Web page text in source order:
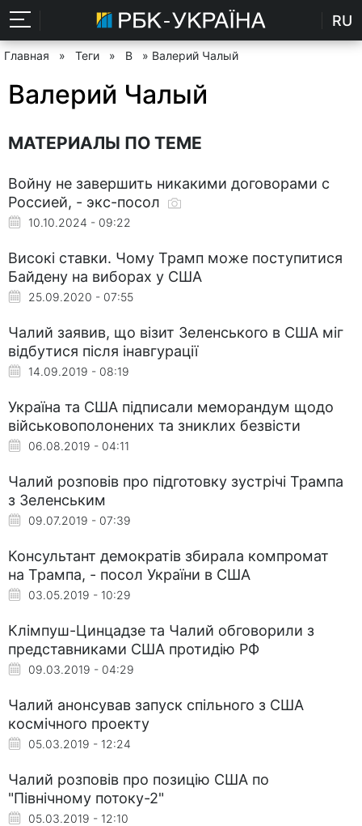
RU
Главная » Теги » В » Валерий Чалый
Валерий Чалый
МАТЕРИАЛЫ ПО ТЕМЕ
Войну не завершить никакими договорами с
Россией, - экс-посол
10.10.2024 - 09:22
Високі ставки. Чому Трамп може поступитися
Байдену на виборах у США
25.09.2020 - 07:55
Чалий заявив, що візит Зеленського в США міг
відбутися після інавгурації
14.09.2019 - 08:19
Україна та США підписали меморандум щодо
військовополонених та зниклих безвісти
06.08.2019 - 04:11
Чалий розповів про підготовку зустрічі Трампа
з Зеленським
09.07.2019 - 07:39
Консультант демократів збирала компромат
на Трампа, - посол України в США
03.05.2019 - 10:29
Клімпуш-Цинцадзе та Чалий обговорили з
представниками США протидію РФ
09.03.2019 - 04:29
Чалий анонсував запуск спільного з США
космічного проекту
05.03.2019 - 12:24
Чалий розповів про позицію США по
"Північному потоку-2"
05.03.2019 - 12:10